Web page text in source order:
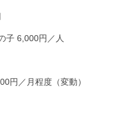
子 6,000円／人
円／月程度（変動）